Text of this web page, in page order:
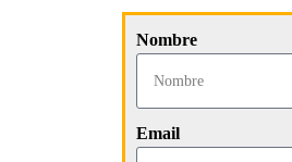
Nombre
Email